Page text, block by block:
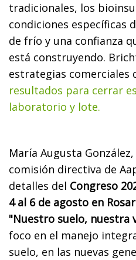
tradicionales, los
condiciones específicas
de frío y una confianza
está construyendo.
estrategias comerciales
resultados para cerrar
laboratorio y lote.
María Augusta
comisión directiva de
detalles del Congreso
4 al 6 de agosto en
"Nuestro suelo, nuestra
foco en el manejo
suelo, en las nuevas